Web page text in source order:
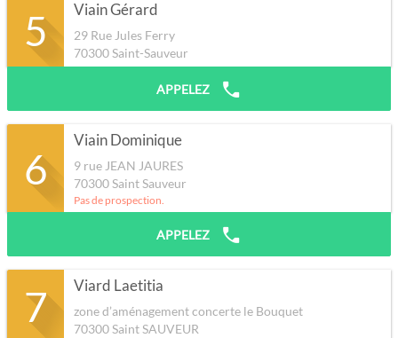
5 Viain Gérard
29 Rue Jules Ferry
70300Saint-Sauveur
APPELEZ
6
Viain Dominique
9 rue JEAN JAURES
70300Saint Sauveur
Pas de prospection.
APPELEZ
7 Viard Laetitia
zone d’aménagement concerte le Bouquet
70300Saint SAUVEUR